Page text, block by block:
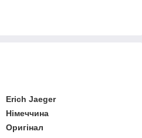
Erich Jaeger
Німеччина
Оригінал